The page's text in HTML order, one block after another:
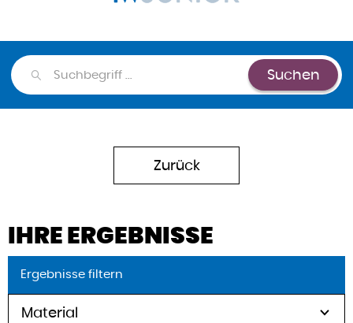
Suchen Suchen
Zurück
IHRE ERGEBNISSE
Ergebnisse filtern
Material